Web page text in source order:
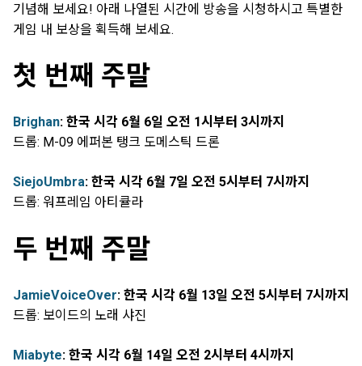
기념해 보세요! 아래 나열된 시간에 방송을 시청하시고 특별한
게임 내 보상을 획득해 보세요.
첫 번째 주말
Brighan: 한국 시각 6월 6일 오전 1시부터 3시까지
드롭: M-09 에퍼본 탱크 도메스틱 드론
SiejoUmbra: 한국 시각 6월 7일 오전 5시부터 7시까지
드롭: 워프레임 아티큘라
두 번째 주말
JamieVoiceOver: 한국 시각 6월 13일 오전 5시부터 7시까지
드롭: 보이드의 노래 샤진
Miabyte: 한국 시각 6월 14일 오전 2시부터 4시까지